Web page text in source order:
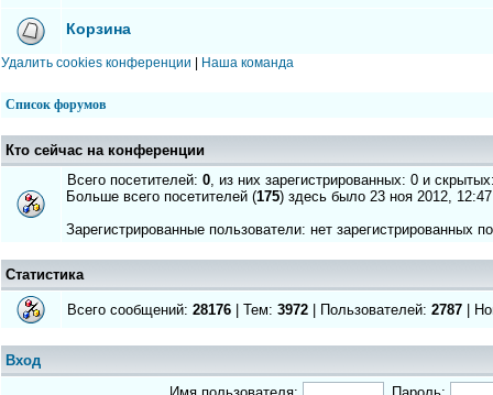
Корзина
Удалить cookies конференции Наша команда
Список форумов
Кто сейчас на конференции
Всего посетителей: 0, из них зарегистрированных: 0 и
Больше всего посетителей (175) здесь было 23 ноя 2012, 12:47
Зарегистрированные пользователи: нет зарегистрированных
Статистика
Всего сообщений: 28176 | Тем: 3972 | Пользователей: 2787 |
Вход